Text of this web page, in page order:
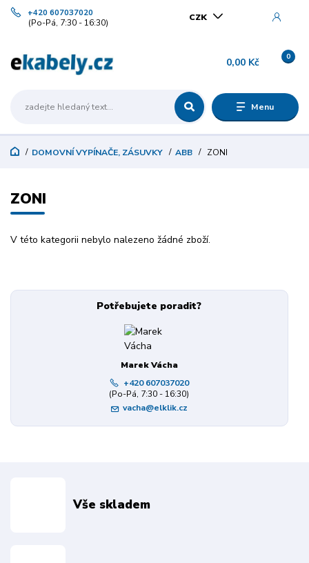
Menu
CZK
+420 607037020
(Po-Pá, 7:30 - 16:30)
0
0,00 Kč
DOMOVNÍ VYPÍNAČE, ZÁSUVKY ABB ZONI
ZONI
V této kategorii nebylo nalezeno žádné zboží.
Potřebujete poradit?
Marek Vácha
+420 607037020
(Po-Pá, 7:30 - 16:30)
vacha@elklik.cz
Vše skladem